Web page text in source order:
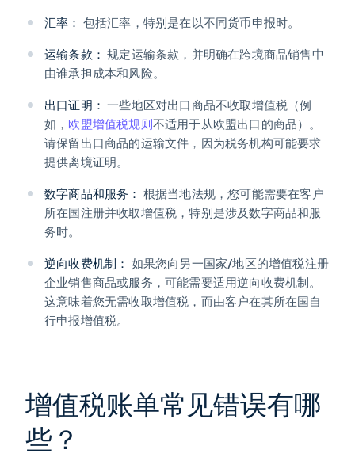
汇率： 包括汇率，特别是在以不同货币申报时。
运输条款： 规定运输条款，并明确在跨境商品销售中
由谁承担成本和风险。
出口证明： 一些地区对出口商品不收取增值税（例
如， 欧盟增值税规则不适用于从欧盟出口的商品）。
请保留出口商品的运输文件，因为税务机构可能要求
提供离境证明。
数字商品和服务： 根据当地法规，您可能需要在客户
所在国注册并收取增值税，特别是涉及数字商品和服
务时。
逆向收费机制： 如果您向另一国家/地区的增值税注册
企业销售商品或服务，可能需要适用逆向收费机制。
这意味着您无需收取增值税，而由客户在其所在国自
行申报增值税。
增值税账单常见错误有哪
些？